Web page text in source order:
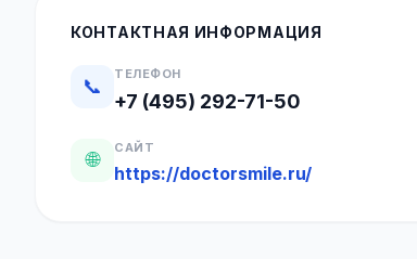
КОНТАКТНАЯ ИНФОРМАЦИЯ
📞
ТЕЛЕФОН
+7 (495) 292-71-50
🌐
САЙТ
https://doctorsmile.ru/